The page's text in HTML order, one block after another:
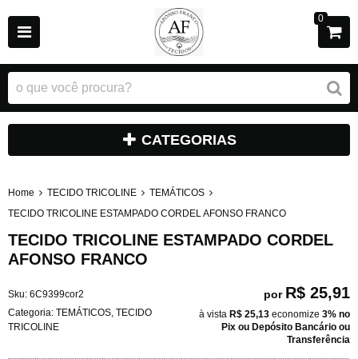
0
CATEGORIAS
Home TECIDO TRICOLINE
TEMÁTICOS
TECIDO TRICOLINE ESTAMPADO CORDEL AFONSO FRANCO
TECIDO TRICOLINE ESTAMPADO CORDEL
AFONSO FRANCO
Sku: 6C9399cor2
Categoria: TEMÁTICOS TECIDO
TRICOLINE
por R$ 25,91
à vista R$ 25,13 economize 3% no
Pix ou Depósito Bancário ou
Transferência